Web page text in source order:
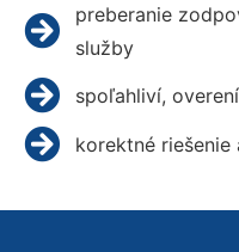
preberanie
služby
spoľahliví,
korektné